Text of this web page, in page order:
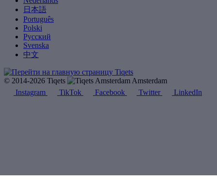
日本語
Português
Polski
Русский
Svenska
中文
© 2014-2026 Tiqets
Amsterdam
Instagram
TikTok Facebook Twitter LinkedIn